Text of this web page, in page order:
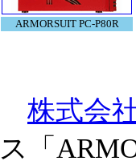
ARMORSUIT PC-P80R
株式会
ス「